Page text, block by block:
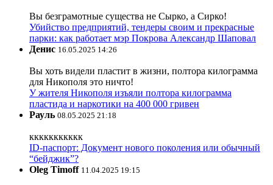
Вы безграмотные существа не Сырко, а Сирко!
Убийство предприятий, тендеры своим и прекрасные
парки: как работает мэр Покрова Александр Шаповал
Денис 16.05.2025 14:26
Вы хоть видели пластит в жизни, полтора килограмма
для Никополя это ничто!
У жителя Никополя изъяли полтора килограмма
пластида и наркотики на 400 000 гривен
Рауль 08.05.2025 21:18
ккккккккккк
ID-паспорт: Документ нового поколения или обычный
“бейджик”?
Oleg Timoff 11.04.2025 19:15